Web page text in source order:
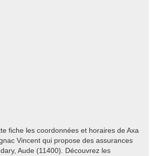
fiche les coordonnées et horaires de Axa
Vincent qui propose des assurances
Aude (11400). Découvrez les